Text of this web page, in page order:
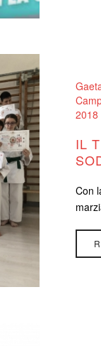
2018
IL
Con